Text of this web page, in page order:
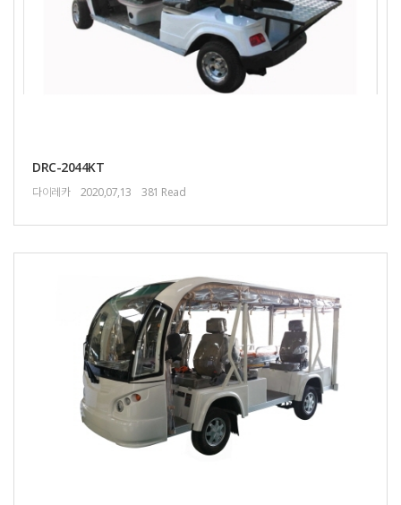
DRC-2044KT
다이레카 2020,07,13 381 Read